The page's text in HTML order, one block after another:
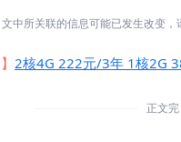
中所关联的信息可能已发生改变，
2核4G 222元/3年 1核2G
正文完